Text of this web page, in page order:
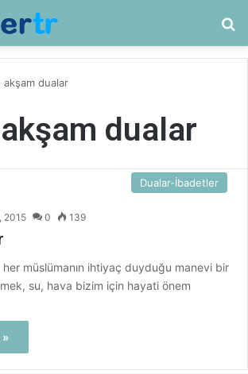
akşam dualar
dualar
Dualar-İbadetler
2015 0 139
müslümanın ihtiyaç duyduğu manevi bir
su, hava bizim için hayati önem
»